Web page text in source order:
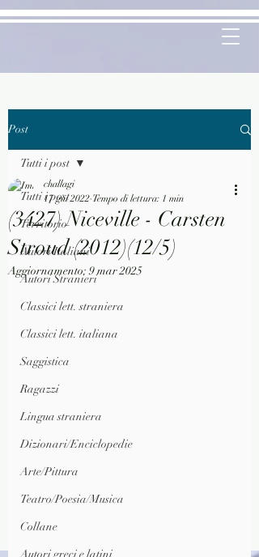
Post
Tutti i post
Territorio
Autori Italiani
Autori Stranieri
Classici lett. straniera
Classici lett. italiana
Saggistica
Ragazzi
Lingua straniera
Dizionari/Enciclopedie
Arte/Pittura
Teatro/Poesia/Musica
Collane
Autori greci e latini
Tutti i post
(3427) Niceville - Carsten
Stroud (2012)(12/5)
challagi
17 giu 2022 Tempo di lettura: 1 min
Aggiornamento:9 mar 2025